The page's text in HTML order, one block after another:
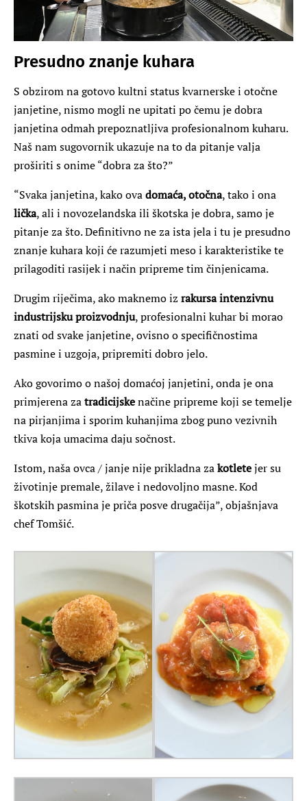
Presudno znanje kuhara
S obzirom na gotovo kultni status kvarnerske i otočne
janjetine, nismo mogli ne upitati po čemu je dobra
janjetina odmah prepoznatljiva profesionalnom kuharu.
Naš nam sugovornik ukazuje na to da pitanje valja
proširiti s onime “dobra za što?”
“Svaka janjetina, kako ovadomaća, otočna, tako i ona
lička, ali i novozelandska ili škotska je dobra, samo je
pitanje za što. Definitivno ne za ista jela i tu je presudno
znanje kuhara koji će razumjeti meso i karakteristike te
prilagoditi rasijek i način pripreme tim činjenicama.
Drugim riječima, ako maknemo iz rakursa intenzivnu
industrijsku proizvodnju, profesionalni kuhar bi morao
znati od svake janjetine, ovisno o specifičnostima
pasmine i uzgoja, pripremiti dobro jelo.
Ako govorimo o našoj domaćoj janjetini, onda je ona
primjerena zatradicijskenačine pripreme koji se temelje
na pirjanjima i sporim kuhanjima zbog puno vezivnih
tkiva koja umacima daju sočnost.
Istom, naša ovca / janje nije prikladna zakotletejer su
životinje premale, žilave i nedovoljno masne. Kod
škotskih pasmina je priča posve drugačija”, objašnjava
chef Tomšić.